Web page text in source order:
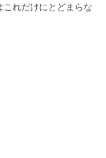
れだけにとどまらな